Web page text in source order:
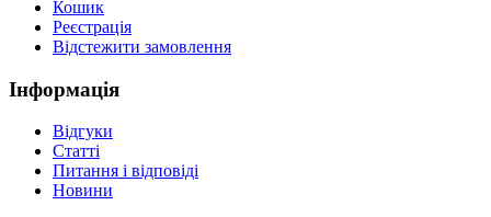
Кошик
Реєстрація
Відстежити замовлення
Інформація
Відгуки
Статті
Питання і відповіді
Новини